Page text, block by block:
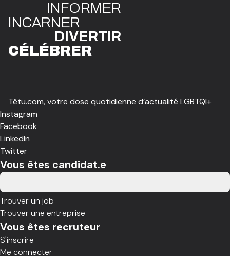
INFORMER
INCARNER
DIVERTIR
CÉLÉBRER
Têtu.com, votre dose quotidienne d’actualité LGBTQI+
Instagram
Facebook
LinkedIn
Twitter
Vous êtes candidat.e
Trouver un job
Trouver une entreprise
Vous êtes recruteur
S'inscrire
Me connecter